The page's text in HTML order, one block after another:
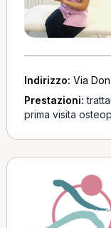
Indirizzo: Via
Prestazioni:
prima visita